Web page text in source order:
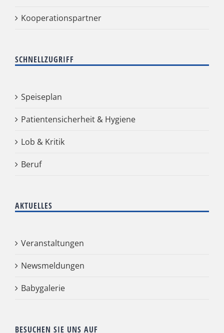
Kooperationspartner
SCHNELLZUGRIFF
Speiseplan
Patientensicherheit & Hygiene
Lob & Kritik
Beruf
AKTUELLES
Veranstaltungen
Newsmeldungen
Babygalerie
BESUCHEN SIE UNS AUF